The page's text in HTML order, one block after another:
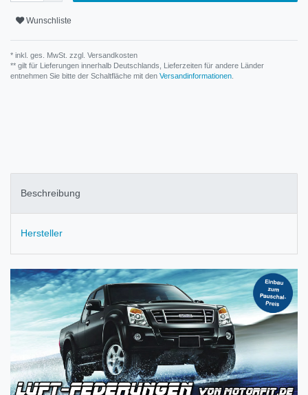
Wunschliste
* inkl. ges. MwSt. zzgl. Versandkosten
** gilt für Lieferungen innerhalb Deutschlands, Lieferzeiten für andere Länder
entnehmen Sie bitte der Schaltfläche mit den Versandinformationen
Beschreibung
Hersteller